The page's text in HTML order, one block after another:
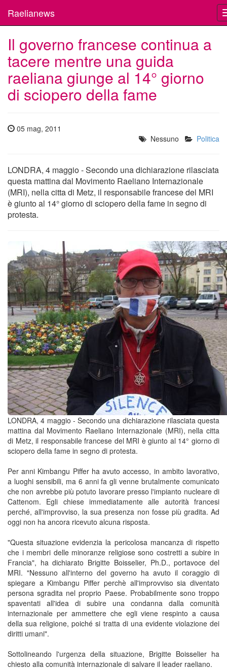
Raelianews
Il governo francese continua a
tacere mentre una guida
raeliana giunge al 14° giorno
di sciopero della fame
05 mag, 2011
Nessuno
Politica
LONDRA, 4 maggio - Secondo una dichiarazione rilasciata
questa mattina dal Movimento Raeliano Internazionale
(MRI), nella citta di Metz, il responsabile francese del MRI
è giunto al 14° giorno di sciopero della fame in segno di
protesta.
LONDRA, 4 maggio - Secondo una dichiarazione rilasciata questa
mattina dal Movimento Raeliano Internazionale (MRI), nella citta
di Metz, il responsabile francese del MRI è giunto al 14° giorno di
sciopero della fame in segno di protesta.
Per anni Kimbangu Piffer ha avuto accesso, in ambito lavorativo,
a luoghi sensibili, ma 6 anni fa gli venne brutalmente comunicato
che non avrebbe più potuto lavorare presso l'impianto nucleare di
Cattenom. Egli chiese immediatamente alle autorità francesi
perché, all'improvviso, la sua presenza non fosse più gradita. Ad
oggi non ha ancora ricevuto alcuna risposta.
"Questa situazione evidenzia la pericolosa mancanza di rispetto
che i membri delle minoranze religiose sono costretti a subire in
Francia", ha dichiarato Brigitte Boisselier, Ph.D., portavoce del
MRI. "Nessuno all'interno del governo ha avuto il coraggio di
spiegare a Kimbangu Piffer perchè all'improvviso sia diventato
persona sgradita nel proprio Paese. Probabilmente sono troppo
spaventati all'idea di subire una condanna dalla comunità
internazionale per ammettere che egli viene respinto a causa
della sua religione, poiché si tratta di una evidente violazione dei
diritti umani".
Sottolineando l'urgenza della situazione, Brigitte Boisselier ha
chiesto alla comunità internazionale di salvare il leader raeliano.